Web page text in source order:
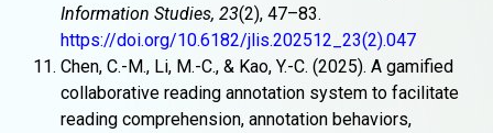
Information Studies, 23(2), 47–83.
https://doi.org/10.6182/jlis.202512_23(2).047
Chen, C.-M., Li, M.-C., & Kao, Y.-C. (2025). A gamified
collaborative reading annotation system to facilitate
reading comprehension, annotation behaviors,